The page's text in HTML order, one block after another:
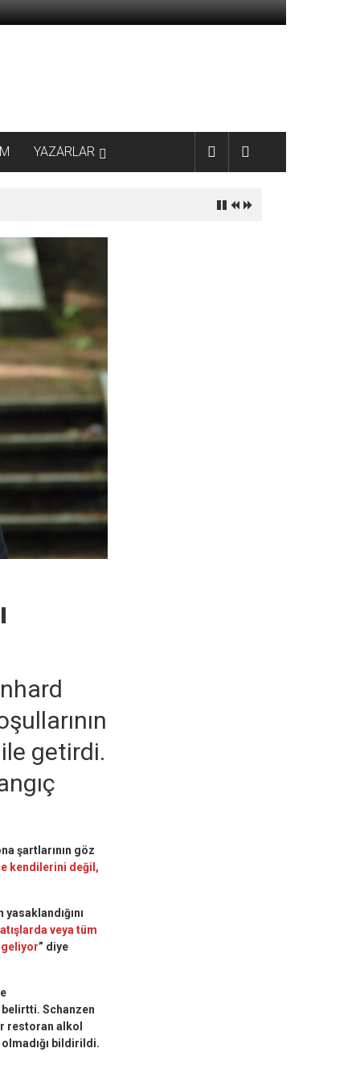
YAZARLAR
getirdi.
şartlarının göz
kendilerini değil,
veya tüm
geliyor” diye
belirtti. Schanzen
restoran alkol
bildirildi.